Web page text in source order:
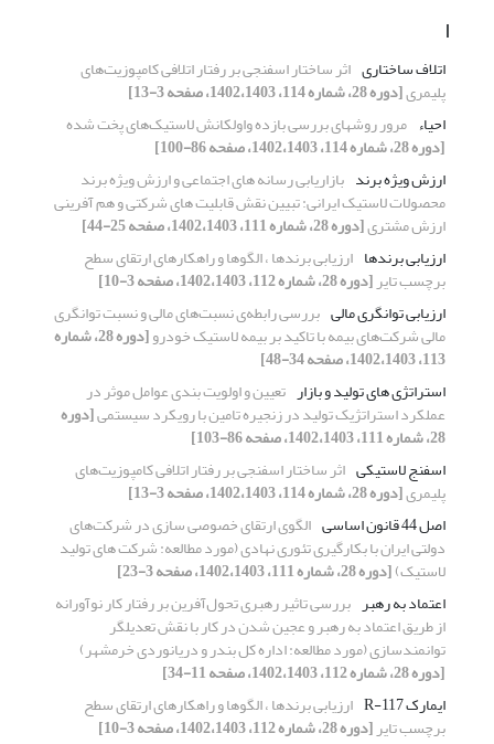
ا
اتلاف ساختاری اثر ساختار اسفنجی بر رفتار اتلافی کامپوزیت‌های
پلیمری[دوره 28، شماره 114، 1402،1403، صفحه 3-13]
احیاء مرور روشهای بررسی بازده واولکانش لاستیک‌های پخت شده
[دوره 28، شماره 114، 1402،1403، صفحه 86-100]
ارزش ویژه برند بازاریابی رسانه های اجتماعی و ارزش ویژه برند
محصولات لاستیک ایرانی: تبیین نقش قابلیت های شرکتی و هم آفرینی
ارزش مشتری[دوره 28، شماره 111، 1402،1403، صفحه 25-44]
ارزیابی برندها ارزیابی برندها ، الگوها و راهکارهای ارتقای سطح
برچسب تایر[دوره 28، شماره 112، 1402،1403، صفحه 3-10]
ارزیابی توانگری مالی بررسی رابطه‌ی نسبت‌های مالی و نسبت توانگری
مالی شرکت‌های بیمه با تاکید بر بیمه لاستیک خودرو [دوره 28، شماره
113، 1402،1403، صفحه 34-48]
استراتژی های تولید و بازار تعیین و اولویت بندی عوامل موثر در
عملکرد استراتژیک تولید در زنجیره تامین با رویکرد سیستمی[دوره
28، شماره 111، 1402،1403، صفحه 86-103]
اسفنج لاستیکی اثر ساختار اسفنجی بر رفتار اتلافی کامپوزیت‌های
پلیمری[دوره 28، شماره 114، 1402،1403، صفحه 3-13]
اصل 44 قانون اساسی
الگوی ارتقای خصوصی سازی در شرکت‌های
دولتی ایران با بکارگیری تئوری نهادی (مورد مطالعه: شرکت های تولید
لاستیک)[دوره 28، شماره 111، 1402،1403، صفحه 3-23]
اعتماد به رهبر بررسی تاثیر رهبری تحول‌آفرین بر رفتار کار نوآورانه
از طریق اعتماد به رهبر و عجین شدن در کار با نقش تعدیلگر
توانمندسازی (مورد مطالعه: اداره کل بندر و دریانوردی خرمشهر)
[دوره 28، شماره 112، 1402،1403، صفحه 11-34]
ایمارک R-117
ارزیابی برندها ، الگوها و راهکارهای ارتقای سطح
برچسب تایر[دوره 28، شماره 112، 1402،1403، صفحه 3-10]